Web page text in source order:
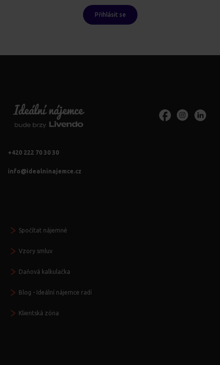
Přihlásit se
+420 222 70 30 30
info@idealninajemce.cz
Spočítat nájemné
Vzory smluv
Daňová kalkulačka
Blog - Ideální nájemce radí
Klientská zóna